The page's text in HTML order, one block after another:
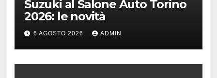
Suzuki al Salone Auto Torino
2026: le novità
6 AGOSTO 2026 ADMIN